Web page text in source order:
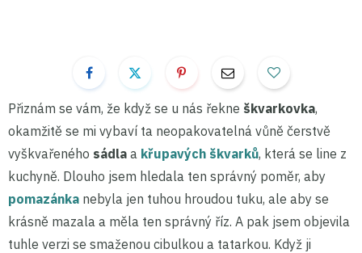
Přiznám se vám, že když se u nás řekne škvarkovka,
okamžitě se mi vybaví ta neopakovatelná vůně čerstvě
vyškvařeného sádla a křupavých škvarků, která se line z
kuchyně. Dlouho jsem hledala ten správný poměr, aby
pomazánka nebyla jen tuhou hroudou tuku, ale aby se
krásně mazala a měla ten správný říz. A pak jsem objevila
tuhle verzi se smaženou cibulkou a tatarkou. Když ji